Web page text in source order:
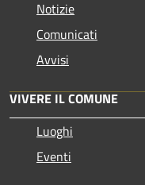
Notizie
Comunicati
Avvisi
VIVERE IL COMUNE
Luoghi
Eventi